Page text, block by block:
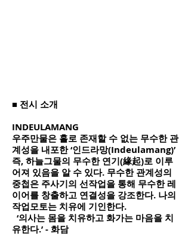
■ 전시 소개
INDEULAMANG
우주만물은 홀로 존재할 수 없는 무수한 관
계성을 내포한 ‘인드라망(Indeulamang)’
즉, 하늘그물의 무수한 연기(緣起)로 이루
어져 있음을 알 수 있다. 무수한 관계성의
중첩은 주사기의 선작업을 통해 무수한 레
이어를 창출하고 연결성을 강조한다. 나의
작업모토는 치유에 기인한다.
‘의사는 몸을 치유하고 화가는 마음을 치
유한다.’ - 화담